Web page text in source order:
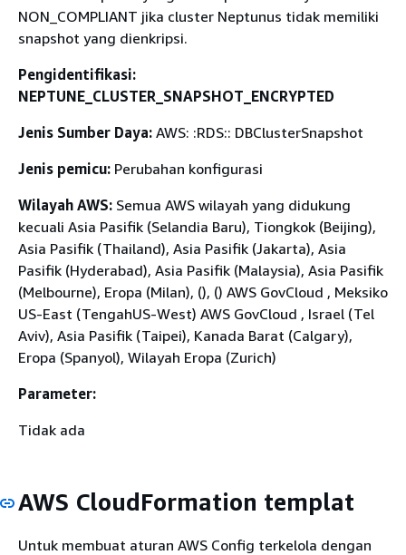
NON_COMPLIANT jika cluster Neptunus tidak memiliki
snapshot yang dienkripsi.
Pengidentifikasi:
NEPTUNE_CLUSTER_SNAPSHOT_ENCRYPTED
Jenis Sumber Daya: AWS: :RDS:: DBClusterSnapshot
Jenis pemicu: Perubahan konfigurasi
Wilayah AWS: Semua AWS wilayah yang didukung
kecuali Asia Pasifik (Selandia Baru), Tiongkok (Beijing),
Asia Pasifik (Thailand), Asia Pasifik (Jakarta), Asia
Pasifik (Hyderabad), Asia Pasifik (Malaysia), Asia Pasifik
(Melbourne), Eropa (Milan), (), () AWS GovCloud , Meksiko
US-East (TengahUS-West) AWS GovCloud , Israel (Tel
Aviv), Asia Pasifik (Taipei), Kanada Barat (Calgary),
Eropa (Spanyol), Wilayah Eropa (Zurich)
Parameter:
Tidak ada
AWS CloudFormation templat
Untuk membuat aturan AWS Config terkelola dengan